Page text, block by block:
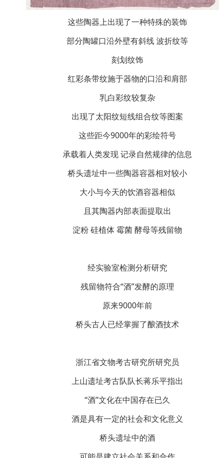
这些陶器上出现了一种特殊的装饰
部分陶罐口沿外壁有斜线 波折纹等
刻划纹饰
红彩条带纹施于器物的口沿和肩部
乳白彩纹较复杂
出现了太阳纹短线组合纹等图案
这些距今9000年的彩绘符号
承载着人类发现 记录自然规律的信息
桥头遗址中一些陶器容器相对较小
大小与今天的饮酒容器相似
且其陶器内部表面提取出
淀粉 硅植体 霉菌 酵母等残留物
经实验室检测分析研究
残留物符合“酒”发酵的原理
原来9000年前
桥头古人已经掌握了酿酒技术
浙江省文物考古研究所研究员
上山遗址考古队队长蒋乐平指出
“酒”文化在中国存在已久
酒是具有一定的社会和文化意义
桥头遗址中的酒